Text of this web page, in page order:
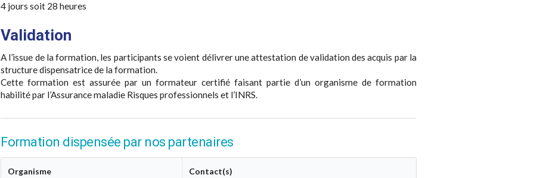
4 jours soit 28 heures
Validation
A l’issue de la formation, les participants se voient délivrer une attestation de validation des acquis par la
structure dispensatrice de la formation.
Cette formation est assurée par un formateur certifié faisant partie d’un organisme de formation
habilité par l’Assurance maladie Risques professionnels et l’INRS.
Formation dispensée par nos partenaires
Organisme Contact(s)